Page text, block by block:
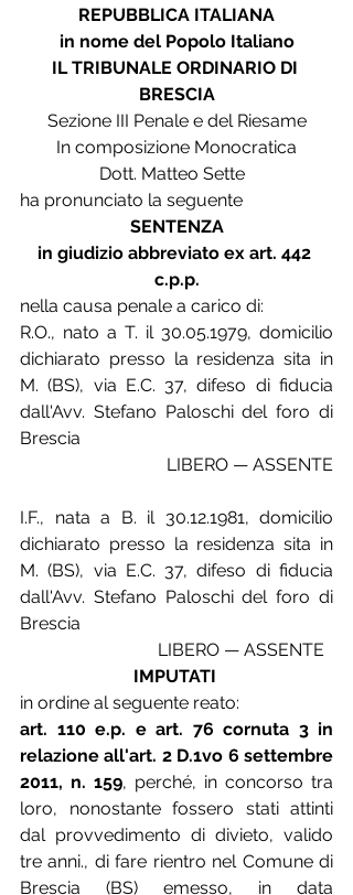
REPUBBLICA ITALIANA
in nome del Popolo Italiano
IL TRIBUNALE ORDINARIO DI
BRESCIA
Sezione III Penale e del Riesame
In composizione Monocratica
Dott. Matteo Sette
ha pronunciato la seguente
SENTENZA
in giudizio abbreviato ex art. 442
c.p.p.
nella causa penale a carico di:
R.O., nato a T. il 30.05.1979, domicilio
dichiarato presso la residenza sita in
M. (BS), via E.C. 37, difeso di fiducia
dall'Avv. Stefano Paloschi del foro di
Brescia
LIBERO — ASSENTE
I.F., nata a B. il 30.12.1981, domicilio
dichiarato presso la residenza sita in
M. (BS), via E.C. 37, difeso di fiducia
dall'Avv. Stefano Paloschi del foro di
Brescia
LIBERO — ASSENTE
IMPUTATI
in ordine al seguente reato:
art. 110 e.p. e art. 76 cornuta 3 in
relazione all'art. 2 D.1vo 6 settembre
2011, n. 159, perché, in concorso tra
loro, nonostante fossero stati attinti
dal provvedimento di divieto, valido
tre anni., di fare rientro nel Comune di
Brescia (BS) emesso, in data